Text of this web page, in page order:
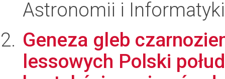
Astronomii i
Geneza gleb
lessowych Polski